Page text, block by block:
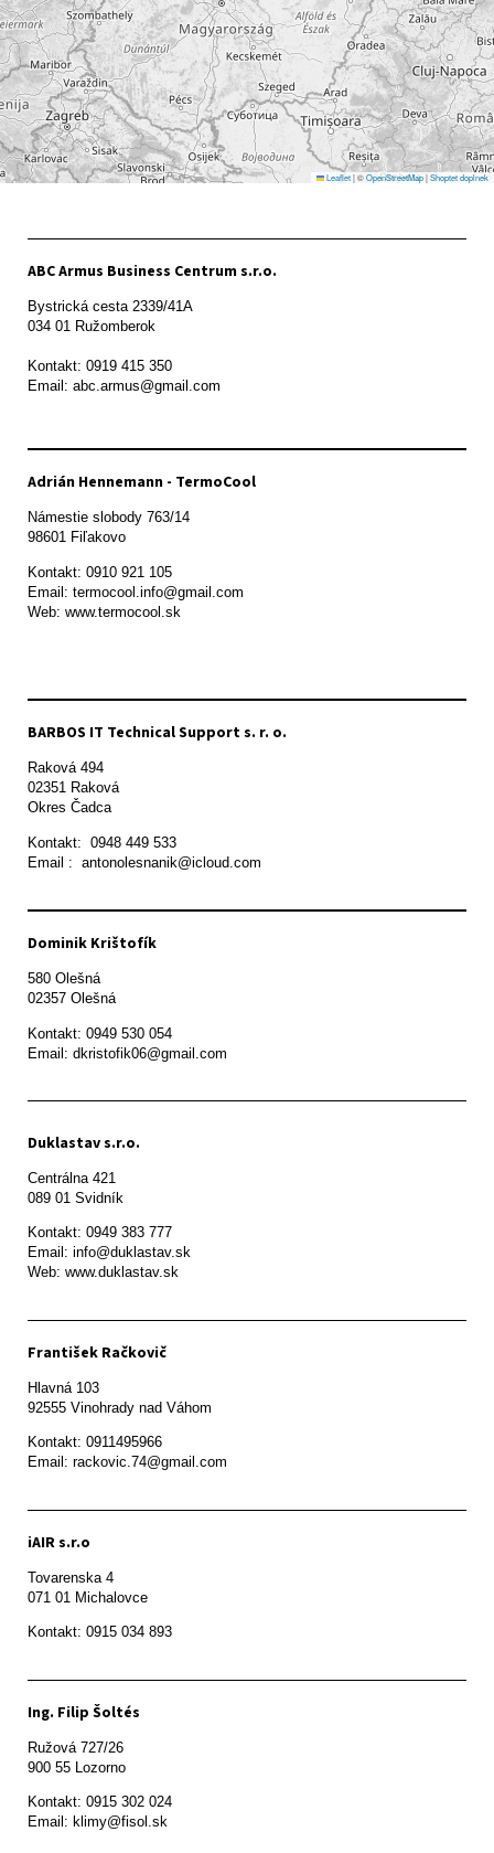
Leaflet|©OpenStreetMap|Shoptet doplnek
ABC Armus Business Centrum s.r.o.
Bystrická cesta 2339/41A
034 01 Ružomberok
Kontakt: 0919 415 350
Adrián Hennemann - TermoCool
Námestie slobody 763/14
98601 Fiľakovo
Kontakt: 0910 921 105
Email: termocool.info@gmail.com
Web: www.termocool.sk
BARBOS IT Technical Support s. r. o.
Raková 494
02351 Raková
Okres Čadca
Kontakt:  0948 449 533
Email :  antonolesnanik@icloud.com
Dominik Krištofík
580 Olešná
Kontakt: 0949 530 054
Email: dkristofik06@gmail.com
Duklastav s.r.o.
Centrálna 421
089 01 Svidník
Kontakt: 0949 383 777
Email: info@duklastav.sk
Web: www.duklastav.sk
František Račkovič
Hlavná 103
92555 Vinohrady nad Váhom
Kontakt: 0911495966
Email: rackovic.74@gmail.com
iAIR s.r.o
Tovarenska 4
071 01 Michalovce
Ing. Filip Šoltés
Ružová 727/26
900 55 Lozorno
Kontakt: 0915 302 024
Email: klimy@fisol.sk